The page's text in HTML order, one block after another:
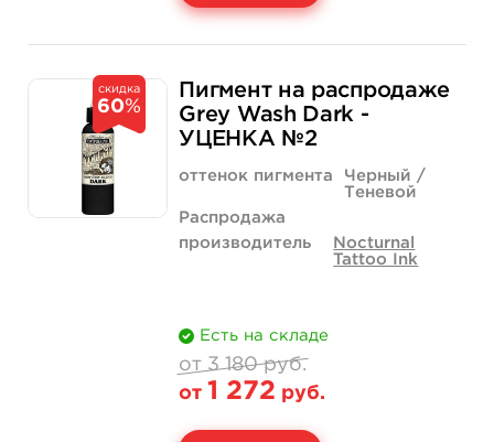
Количество
1 200 руб.
600 руб.
купить
2 200 руб.
1 100 руб.
скидка
60%
Пигмент на распродаже
Grey Wash Dark -
УЦЕНКА №2
оттенок пигмента
Черный /
Теневой
Распродажа
производитель
Nocturnal
Tattoo Ink
Есть на складе
от 3 180 руб.
от 1 272 руб.